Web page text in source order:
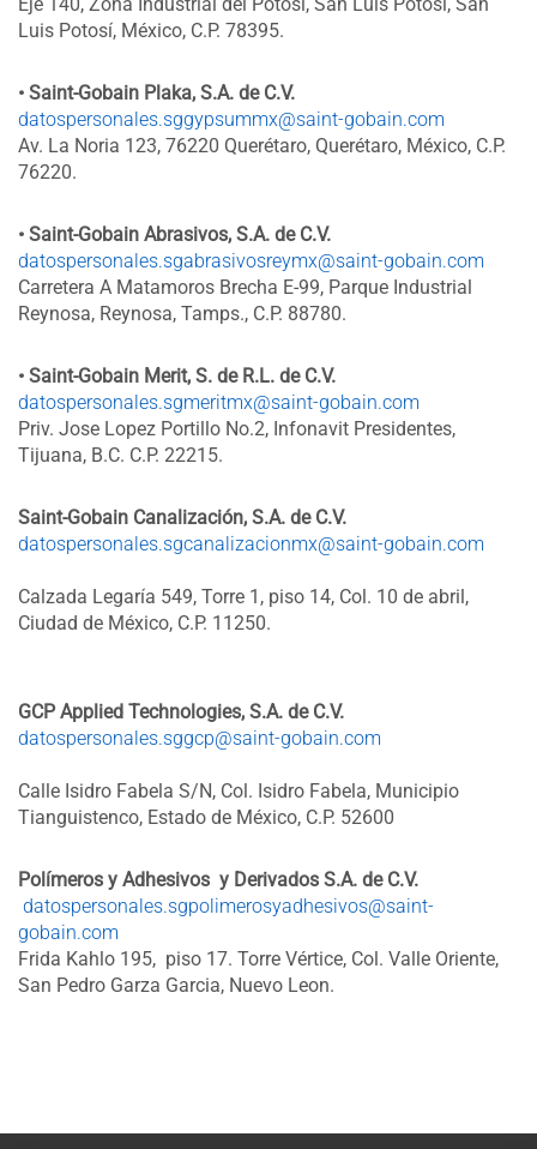
Luis Potosí, México, C.P. 78395.
• Saint-Gobain Plaka, S.A. de C.V.
datospersonales.sggypsummx@saint-gobain.com
Av. La Noria 123, 76220 Querétaro, Querétaro, México, C.P.
76220.
• Saint-Gobain Abrasivos, S.A. de C.V.
datospersonales.sgabrasivosreymx@saint-gobain.com
Carretera A Matamoros Brecha E-99, Parque Industrial
Reynosa, Reynosa, Tamps., C.P. 88780.
• Saint-Gobain Merit, S. de R.L. de C.V.
datospersonales.sgmeritmx@saint-gobain.com
Priv. Jose Lopez Portillo No.2, Infonavit Presidentes,
Tijuana, B.C. C.P. 22215.
Saint-Gobain Canalización, S.A. de C.V.
datospersonales.sgcanalizacionmx@saint-gobain.com
Calzada Legaría 549, Torre 1, piso 14, Col. 10 de abril,
Ciudad de México, C.P. 11250.
GCP Applied Technologies, S.A. de C.V.
datospersonales.sggcp@saint-gobain.com
Calle Isidro Fabela S/N, Col. Isidro Fabela, Municipio
Tianguistenco, Estado de México, C.P. 52600
Polímeros y Adhesivos y Derivados S.A. de C.V.
datospersonales.sgpolimerosyadhesivos@saint-
gobain.com
Frida Kahlo 195, piso 17. Torre Vértice, Col. Valle Oriente,
San Pedro Garza Garcia, Nuevo Leon.